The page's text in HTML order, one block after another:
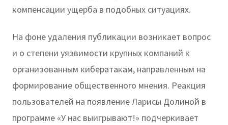
компенсации ущерба в подобных ситуациях.
На фоне удаления публикации возникает вопрос
и о степени уязвимости крупных компаний к
организованным кибератакам, направленным на
формирование общественного мнения. Реакция
пользователей на появление Ларисы Долиной в
программе «У нас выигрывают!» подчеркивает